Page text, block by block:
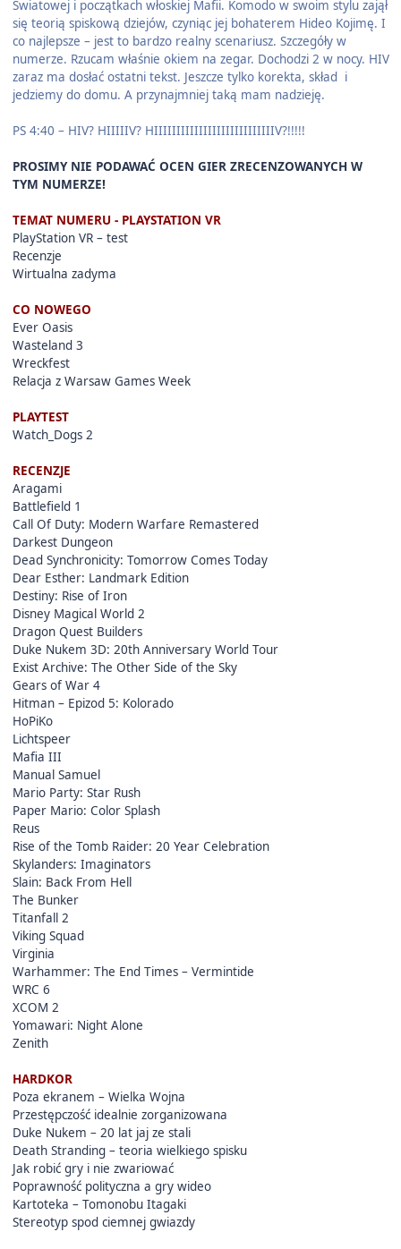
Światowej i początkach włoskiej Mafii. Komodo w swoim stylu zajął
się teorią spiskową dziejów, czyniąc jej bohaterem Hideo Kojimę. I
co najlepsze – jest to bardzo realny scenariusz. Szczegóły w
numerze. Rzucam właśnie okiem na zegar. Dochodzi 2 w nocy. HIV
zaraz ma dosłać ostatni tekst. Jeszcze tylko korekta, skład i
jedziemy do domu. A przynajmniej taką mam nadzieję.
PS 4:40 – HIV? HIIIIIV? HIIIIIIIIIIIIIIIIIIIIIIIIIIIV?!!!!!
PROSIMY NIE PODAWAĆ OCEN GIER ZRECENZOWANYCH W
TYM NUMERZE!
TEMAT NUMERU - PLAYSTATION VR
PlayStation VR – test
Recenzje
Wirtualna zadyma
CO NOWEGO
Ever Oasis
Wasteland 3
Wreckfest
Relacja z Warsaw Games Week
PLAYTEST
Watch_Dogs 2
RECENZJE
Aragami
Battlefield 1
Call Of Duty: Modern Warfare Remastered
Darkest Dungeon
Dead Synchronicity: Tomorrow Comes Today
Dear Esther: Landmark Edition
Destiny: Rise of Iron
Disney Magical World 2
Dragon Quest Builders
Duke Nukem 3D: 20th Anniversary World Tour
Exist Archive: The Other Side of the Sky
Gears of War 4
Hitman – Epizod 5: Kolorado
HoPiKo
Lichtspeer
Mafia III
Manual Samuel
Mario Party: Star Rush
Paper Mario: Color Splash
Reus
Rise of the Tomb Raider: 20 Year Celebration
Skylanders: Imaginators
Slain: Back From Hell
The Bunker
Titanfall 2
Viking Squad
Virginia
Warhammer: The End Times – Vermintide
WRC 6
XCOM 2
Yomawari: Night Alone
Zenith
HARDKOR
Poza ekranem – Wielka Wojna
Przestępczość idealnie zorganizowana
Duke Nukem – 20 lat jaj ze stali
Death Stranding – teoria wielkiego spisku
Jak robić gry i nie zwariować
Poprawność polityczna a gry wideo
Kartoteka – Tomonobu Itagaki
Stereotyp spod ciemnej gwiazdy